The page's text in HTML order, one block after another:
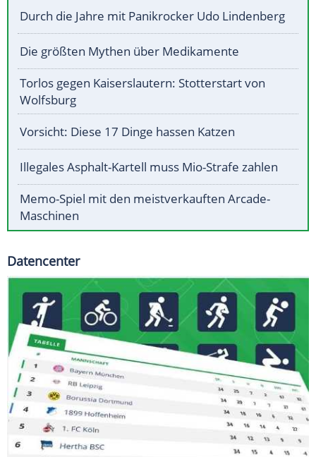
Durch die Jahre mit Panikrocker Udo Lindenberg
Die größten Mythen über Medikamente
Torlos gegen Kaiserslautern: Stotterstart von
Wolfsburg
Vorsicht: Diese 17 Dinge hassen Katzen
Illegales Asphalt-Kartell muss Mio-Strafe zahlen
Memo-Spiel mit den meistverkauften Arcade-
Maschinen
Datencenter